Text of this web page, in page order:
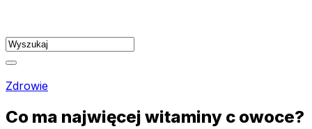
content
Zdrowie
Co ma najwięcej witaminy c owoce?